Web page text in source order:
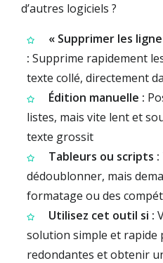
d’autres logiciels ?
« Supprimer les
: Supprime rapidement
texte collé, directement
Édition manuelle :
listes, mais vite lent et
texte grossit
Tableurs ou scripts :
dédoublonner, mais
formatage ou des
Utilisez cet outil si :
solution simple et rapide
redondantes et obtenir